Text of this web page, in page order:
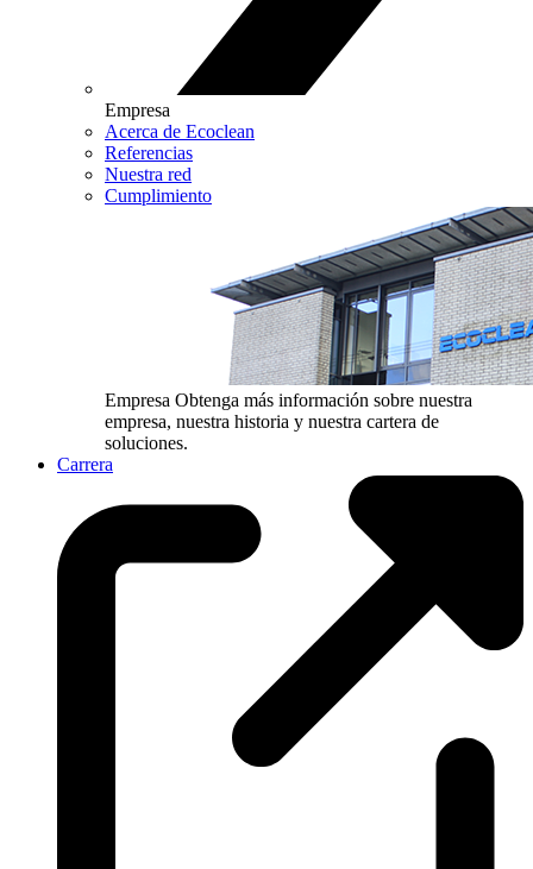
Empresa
Acerca de Ecoclean
Referencias
Nuestra red
Cumplimiento
Empresa Obtenga más información sobre nuestra
empresa, nuestra historia y nuestra cartera de
soluciones.
Carrera